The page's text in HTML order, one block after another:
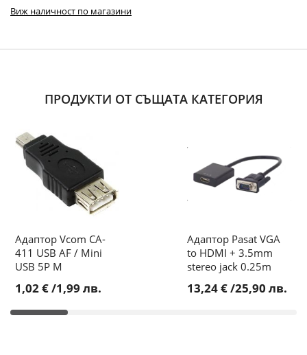
Виж наличност по магазини
ПРОДУКТИ ОТ СЪЩАТА КАТЕГОРИЯ
Адаптор Vcom CA-
411 USB AF / Mini
USB 5P M
1,02 €/1,99 лв.
Адаптор Pasat VGA
to HDMI + 3.5mm
stereo jack 0.25m
13,24 €/25,90 лв.